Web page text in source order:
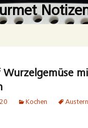
Kochen